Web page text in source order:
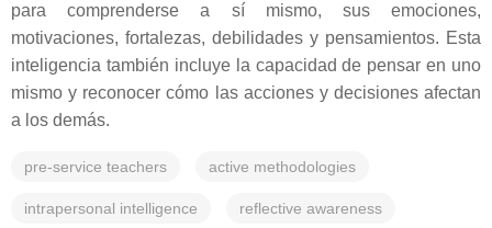
para comprenderse a sí mismo, sus emociones,
motivaciones, fortalezas, debilidades y pensamientos. Esta
inteligencia también incluye la capacidad de pensar en uno
mismo y reconocer cómo las acciones y decisiones afectan
a los demás.
pre-service teachers active methodologies
intrapersonal intelligence reflective awareness